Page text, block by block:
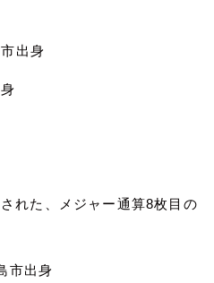
出身
れた、メジャー通算8枚目の
市出身